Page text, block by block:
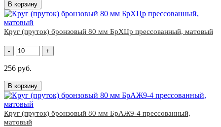
В корзину
Круг (пруток) бронзовый 80 мм БрХЦр прессованный, матовый
- +
256 руб.
В корзину
Круг (пруток) бронзовый 80 мм БрАЖ9-4 прессованный,
матовый